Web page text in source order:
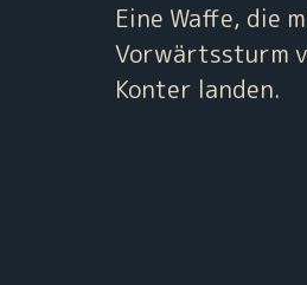
Eine Waffe, die
Vorwärtssturm
Konter landen.